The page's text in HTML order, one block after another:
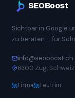
SEOBoost
Sichtbar in Google
zu beraten – für
info@seoboost.ch
6300 Zug, Schweiz
Firma Leutrim